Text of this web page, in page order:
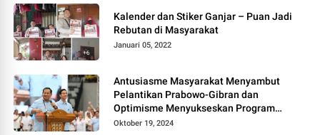
Kalender dan Stiker Ganjar – Puan Jadi
Rebutan di Masyarakat
Januari 05, 2022
Antusiasme Masyarakat Menyambut
Pelantikan Prabowo-Gibran dan
Optimisme Menyukseskan Program
Pemerintahan Baru
Oktober 19, 2024